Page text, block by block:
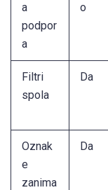
a
podpor
a
o
Filtri
spola
Da
Oznak
e
zanima
Da